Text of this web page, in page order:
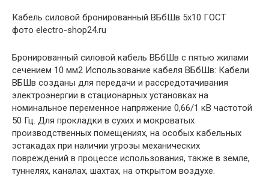
Кабель силовой бронированный ВБбШв 5х10 ГОСТ
фото electro-shop24.ru
Бронированный силовой кабель ВБбШв с пятью жилами
сечением 10 мм2 Использование кабеля ВБбШв: Кабели
ВБШв созданы для передачи и рассредотачивания
электроэнергии в стационарных установках на
номинальное переменное напряжение 0,66/1 кВ частотой
50 Гц. Для прокладки в сухих и мокроватых
производственных помещениях, на особых кабельных
эстакадах при наличии угрозы механических
повреждений в процессе использования, также в земле,
туннелях, каналах, шахтах, на открытом воздухе.